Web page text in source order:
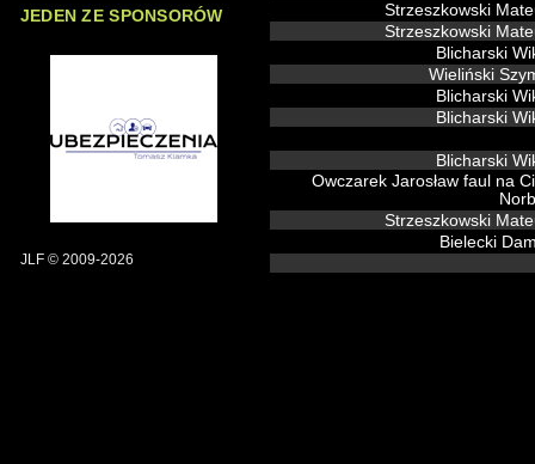
JEDEN ZE SPONSORÓW
JLF © 2009-2026
Strzeszkowski
Strzeszkowski
Blicharski
Blicharski
Blicharski
Blicharski
Owczarek Jarosław faul na
Strzeszkowski
Bielecki